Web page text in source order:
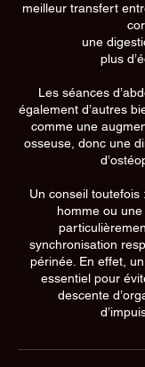
meilleur transfert
une
plus
Les séances
également d’autres
comme une
osseuse, donc une
Un conseil toutefois
homme ou
synchronisation
périnée. En effet,
essentiel pour
descente